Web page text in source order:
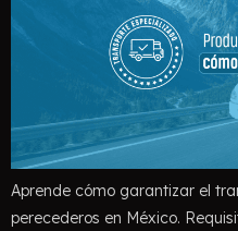
Aprende cómo garantizar el
perecederos en México.